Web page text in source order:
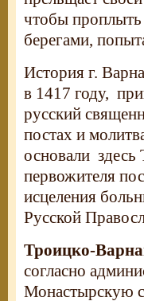
чтобы
берегами,
История г.
в 1417 году,
русский
постах и
основали
первожителя
исцеления
Русской
Троицко-
согласно
Монастырскую